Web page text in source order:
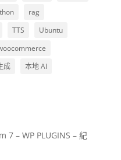
rag
TTS
Ubuntu
成
本地 AI
7 – WP PLUGINS – 紀